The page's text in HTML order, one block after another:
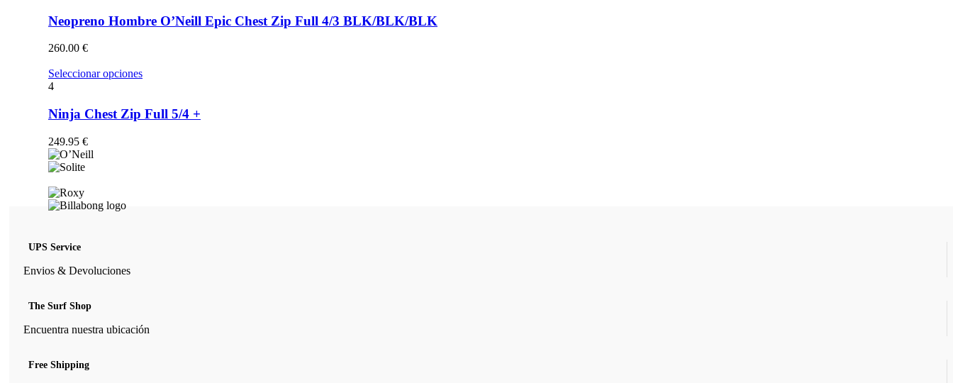
múltiples
variantes.
se
pueden
en
la
Neopreno Hombre O’Neill Epic Chest Zip Full 4/3 BLK/BLK/BLK
260.00 €
Seleccionar opcionesEste
múltiples
variantes.
4
Ninja Chest Zip Full 5/4 +
249.95 €
UPS Service
Envios & Devoluciones
The Surf Shop
Encuentra nuestra ubicación
Free Shipping